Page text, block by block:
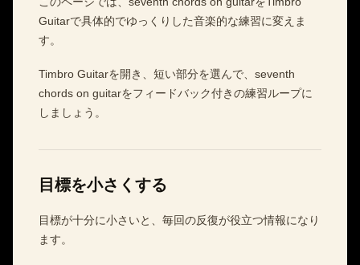
Guitarで具体的でゆっくりした音楽的な練習に変えま
す。
Timbro Guitarを開き、短い部分を選んで、seventh
chords on guitarをフィードバック付きの練習ループに
しましょう。
目標を小さくする
目標が十分に小さいと、毎回の反復が役立つ情報になり
ます。